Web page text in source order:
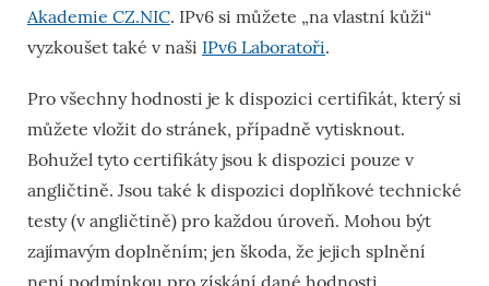
Akademie CZ.NIC. IPv6 si můžete „na vlastní kůži“
vyzkoušet také v naši IPv6 Laboratoři.
Pro všechny hodnosti je k dispozici certifikát, který si
můžete vložit do stránek, případně vytisknout.
Bohužel tyto certifikáty jsou k dispozici pouze v
angličtině. Jsou také k dispozici doplňkové technické
testy (v angličtině) pro každou úroveň. Mohou být
zajímavým doplněním; jen škoda, že jejich splnění